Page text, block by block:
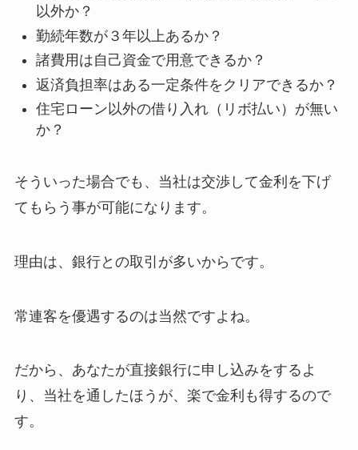
以外か？
勤続年数が３年以上あるか？
諸費用は自己資金で用意できるか？
返済負担率はある一定条件をクリアできるか？
住宅ローン以外の借り入れ（リボ払い）が無い
か？
そういった場合でも、当社は交渉して金利を下げ
てもらう事が可能になります。
理由は、銀行との取引が多いからです。
常連客を優遇するのは当然ですよね。
だから、あなたが直接銀行に申し込みをするよ
り、当社を通したほうが、楽で金利も得するので
す。